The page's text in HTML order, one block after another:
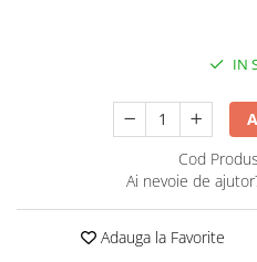
Spuma si saruri de baie
Produse pentru epilare
Produse pentru protectie solara
Servetele umede
IN
Cod
Ai nevoie de
Adauga la Favorite